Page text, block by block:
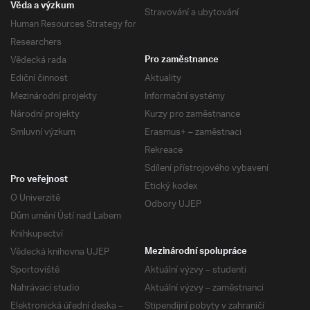
Stravování a ubytování
Věda a výzkum
Human Resources Strategy for
Researchers
Vědecká rada
Ediční činnost
Mezinárodní projekty
Národní projekty
Smluvní výzkum
Pro zaměstnance
Aktuality
Informační systémy
Kurzy pro zaměstnance
Erasmus+ – zaměstnaci
Rekreace
Sdílení přístrojového vybavení
Etický kodex
Odbory UJEP
Pro veřejnost
O Univerzitě
Dům umění Ústí nad Labem
Knihkupectví
Vědecká knihovna UJEP
Sportoviště
Nahrávací studio
Elektronická úřední deska –
Mezinárodní spolupráce
Aktuální výzvy – studenti
Aktuální výzvy – zaměstnanci
Stipendijní pobyty v zahraničí